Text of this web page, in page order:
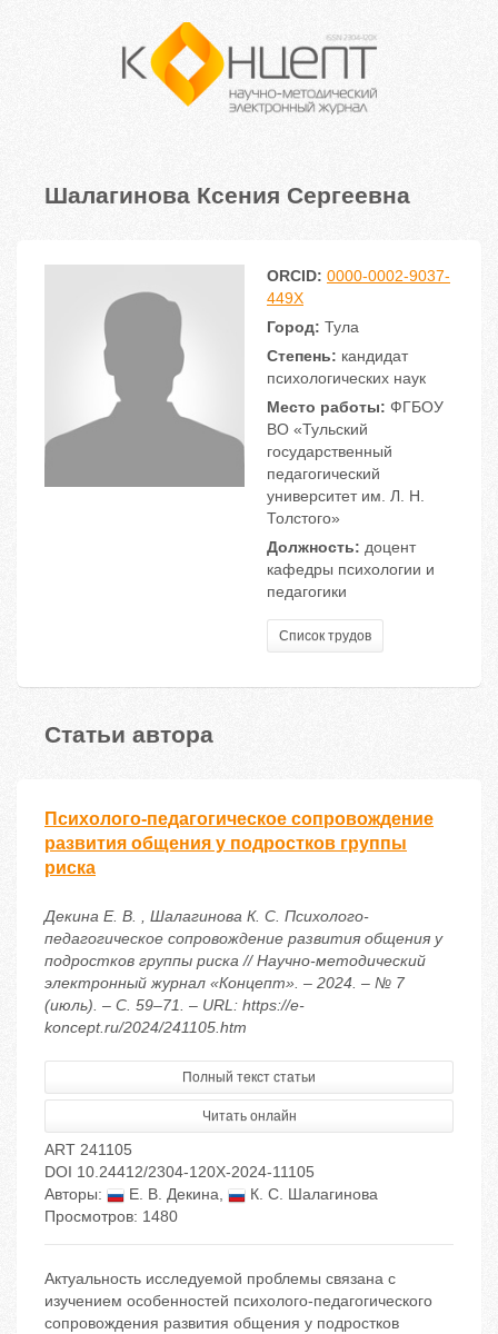
Шалагинова Ксения Сергеевна
ORCID: 0000-0002-9037-
449X
Город: Тула
Степень: кандидат
психологических наук
Место работы: ФГБОУ
ВО «Тульский
государственный
педагогический
университет им. Л. Н.
Толстого»
Должность: доцент
кафедры психологии и
педагогики
Список трудов
Статьи автора
Психолого-педагогическое сопровождение
развития общения у подростков группы
риска
Декина Е. В. , Шалагинова К. С. Психолого-
педагогическое сопровождение развития общения у
подростков группы риска // Научно-методический
электронный журнал «Концепт». – 2024. – № 7
(июль). – С. 59–71. – URL: https://e-
koncept.ru/2024/241105.htm
Полный текст статьи
Читать онлайн
ART 241105
DOI 10.24412/2304-120X-2024-11105
Авторы:
Е. В. Декина,
К. С. Шалагинова
Просмотров: 1480
Актуальность исследуемой проблемы связана с
изучением особенностей психолого-педагогического
сопровождения развития общения у подростков